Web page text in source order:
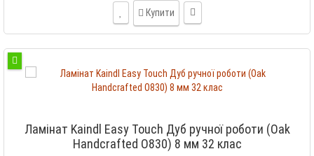
Купити
Ламінат Kaindl Easy Touch Дуб ручної роботи (Oak
Handcrafted O830) 8 мм 32 клас